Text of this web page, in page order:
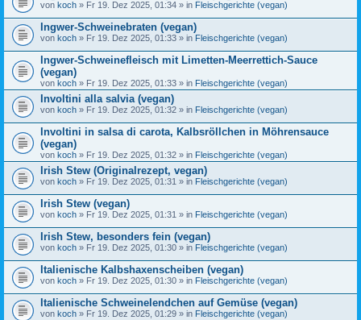
von koch » Fr 19. Dez 2025, 01:34 » in Fleischgerichte (vegan)
Ingwer-Schweinebraten (vegan)
von koch » Fr 19. Dez 2025, 01:33 » in Fleischgerichte (vegan)
Ingwer-Schweinefleisch mit Limetten-Meerrettich-Sauce
(vegan)
von koch » Fr 19. Dez 2025, 01:33 » in Fleischgerichte (vegan)
Involtini alla salvia (vegan)
von koch » Fr 19. Dez 2025, 01:32 » in Fleischgerichte (vegan)
Involtini in salsa di carota, Kalbsröllchen in Möhrensauce
(vegan)
von koch » Fr 19. Dez 2025, 01:32 » in Fleischgerichte (vegan)
Irish Stew (Originalrezept, vegan)
von koch » Fr 19. Dez 2025, 01:31 » in Fleischgerichte (vegan)
Irish Stew (vegan)
von koch » Fr 19. Dez 2025, 01:31 » in Fleischgerichte (vegan)
Irish Stew, besonders fein (vegan)
von koch » Fr 19. Dez 2025, 01:30 » in Fleischgerichte (vegan)
Italienische Kalbshaxenscheiben (vegan)
von koch » Fr 19. Dez 2025, 01:30 » in Fleischgerichte (vegan)
Italienische Schweinelendchen auf Gemüse (vegan)
von koch » Fr 19. Dez 2025, 01:29 » in Fleischgerichte (vegan)